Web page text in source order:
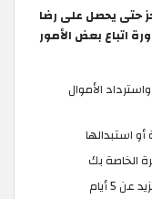
حتى يحصل على رضا
اتباع بعض الأمور
الأموال
استبدالها
الخاصة بك
5 أيام